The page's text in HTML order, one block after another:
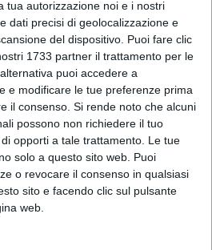
tua autorizzazione noi e i nostri
dati precisi di geolocalizzazione e
del dispositivo. Puoi fare clic
1733 partner il trattamento per le
puoi accedere a
e modificare le tue preferenze prima
il consenso. Si rende noto che alcuni
possono non richiedere il tuo
opporti a tale trattamento. Le tue
solo a questo sito web. Puoi
o revocare il consenso in qualsiasi
sito e facendo clic sul pulsante
web.
2014
ecco le prossime tappe
2014
Famiglia, il Comitato non si
2014
di pubblico per Karima